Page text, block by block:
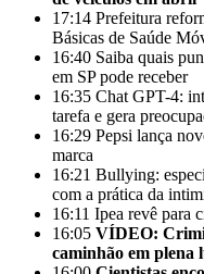
17:14 Prefeitura
Básicas de Saúde
16:40 Saiba quais
em SP pode receber
16:35 Chat GPT-4:
tarefa e gera
16:29 Pepsi lança
marca
16:21 Bullying:
com a prática da
16:11 Ipea revê para
16:05 VÍDEO:
caminhão em plena